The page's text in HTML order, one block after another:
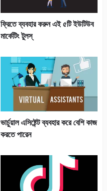
ফ্রিতে ব্যবহার করুন এই ৫টি ইউটিউব
মার্কেটিং টুলস্
ভার্চুয়াল এসিষ্টেন্ট ব্যবহার করে বেশি কাজ
করতে পারেন